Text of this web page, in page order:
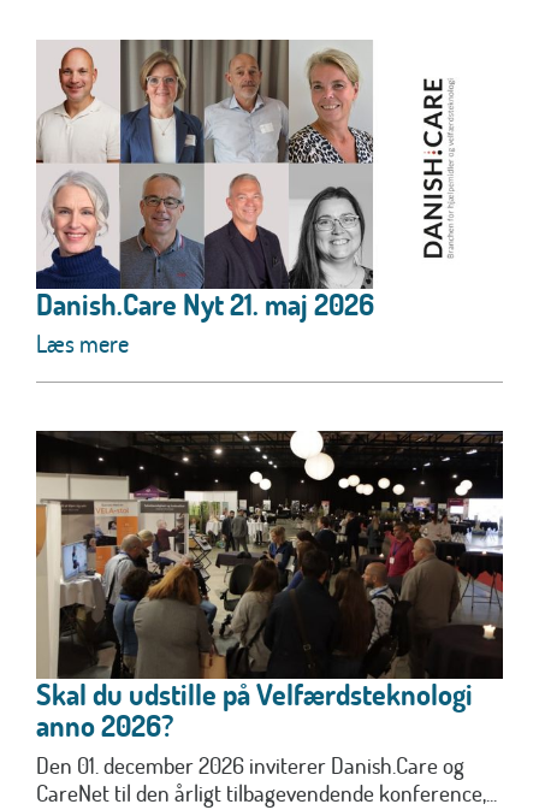
Danish.Care Nyt 21. maj 2026
Læs mere
Skal du udstille på Velfærdsteknologi
anno 2026?
Den 01. december 2026 inviterer Danish.Care og
CareNet til den årligt tilbagevendende konference,...